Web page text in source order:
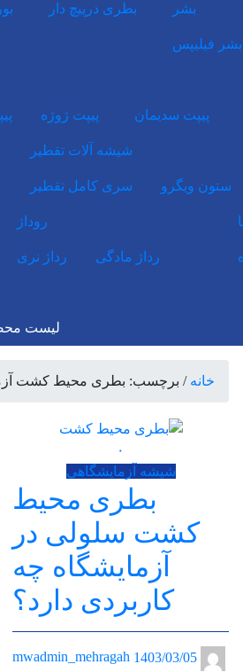
بشر
بشر فیلیپس
بطری درپیچ دار
پیپت سدیمان پیپت ژوژه
شیشه آلات تقطیر
ستون ویگرو سری کامل تقطیر
روداژ
رداژ مادگی رداژ نری
لیست
خانه / برچسب: بطری محیط کشت
۰
شیشه آزمایشگاهی
بطری محیط
کشت سلولی در
آزمایشگاه چه
کاربردی دارد؟
1403/03/05